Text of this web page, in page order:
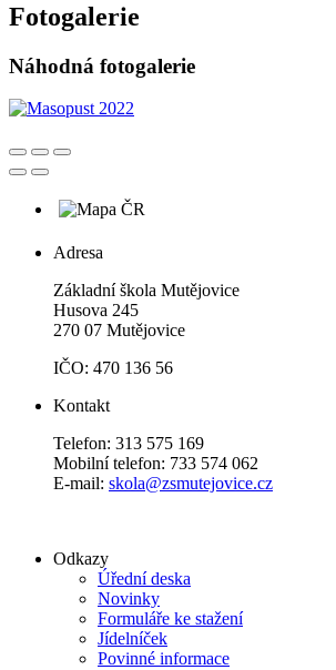
Fotogalerie
Náhodná fotogalerie
Adresa
Základní škola Mutějovice
Husova 245
270 07 Mutějovice
IČO: 470 136 56
Kontakt
Telefon: 313 575 169
Mobilní telefon: 733 574 062
E-mail: skola@zsmutejovice.cz
Odkazy
Úřední deska
Novinky
Formuláře ke stažení
Jídelníček
Povinné informace